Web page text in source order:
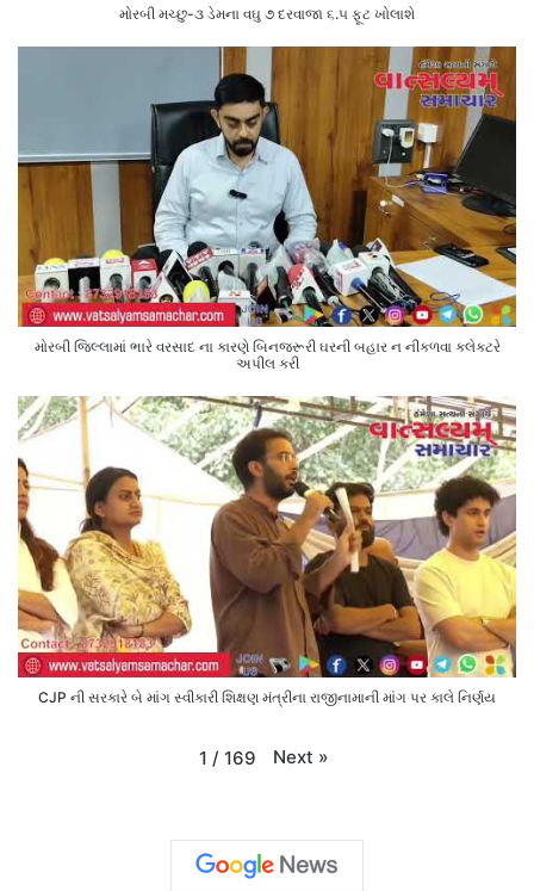
મોરબી મચ્છુ-૩ ડેમના વઘુ ૭ દરવાજા ૬.૫ ફૂટ ખોલાશે
મોરબી જિલ્લામાં ભારે વરસાદ ના કારણે બિનજરૂરી ઘરની બહાર ન નીકળવા કલેક્ટરે
અપીલ કરી
CJP ની સરકારે બે માંગ સ્વીકારી શિક્ષણ મંત્રીના રાજીનામાની માંગ પર કાલે નિર્ણય
1 / 169 Next »